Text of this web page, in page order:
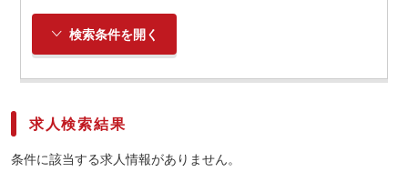
検索条件を開く
求人検索結果
条件に該当する求人情報がありません。